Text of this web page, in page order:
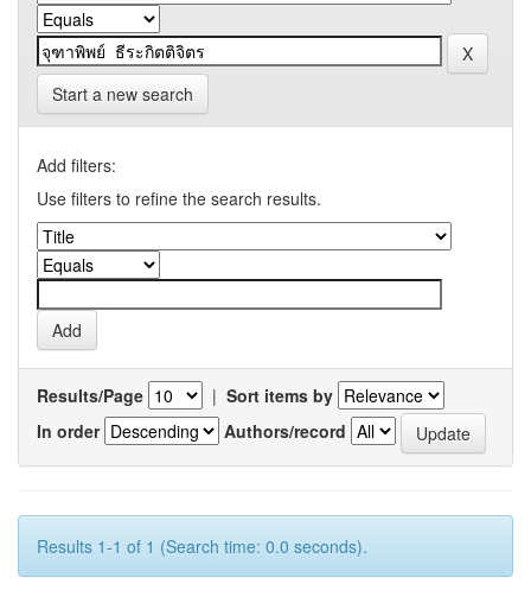
Start a new search
Add filters:
Use filters to refine the search results.
Results/Page | Sort items by
In order
Authors/record
Results 1-1 of 1 (Search time: 0.0 seconds).